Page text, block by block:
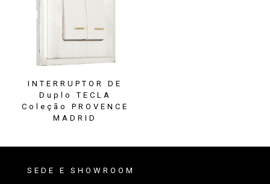
INTERRUPTOR DE
Duplo TECLA
Coleção PROVENCE
MADRID
SEDE E SHOWROOM